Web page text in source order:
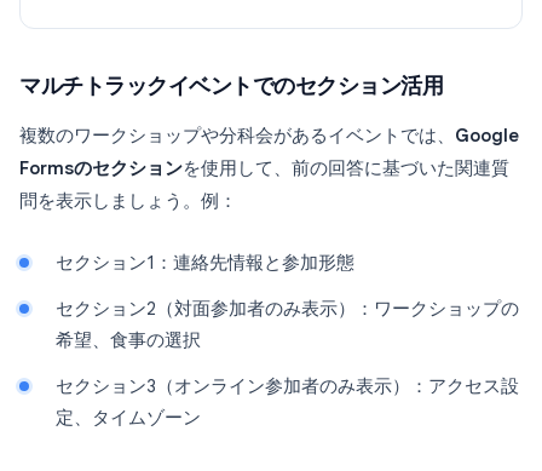
マルチトラックイベントでのセクション活用
複数のワークショップや分科会があるイベントでは、 Google
Formsのセクションを使用して、前の回答に基づいた関連質
問を表示しましょう。例：
セクション1：連絡先情報と参加形態
セクション2（対面参加者のみ表示）：ワークショップの
希望、食事の選択
セクション3（オンライン参加者のみ表示）：アクセス設
定、タイムゾーン